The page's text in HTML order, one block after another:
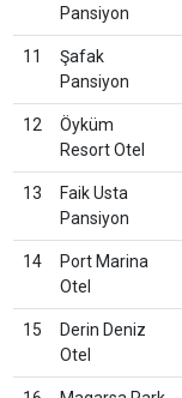
Pansiyon
11
Şafak
Pansiyon
12
Öyküm
Resort Otel
13
Faik Usta
Pansiyon
14
Port Marina
Otel
15
Derin Deniz
Otel